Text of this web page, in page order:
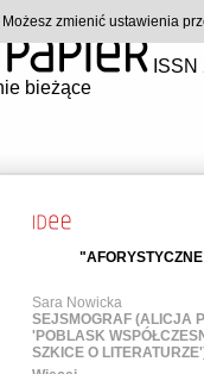
bieżące
Sara Nowicka
SEJSMOGRAF (ALICJA
'POBLASK
SZKICE O
zmienić ustawienia